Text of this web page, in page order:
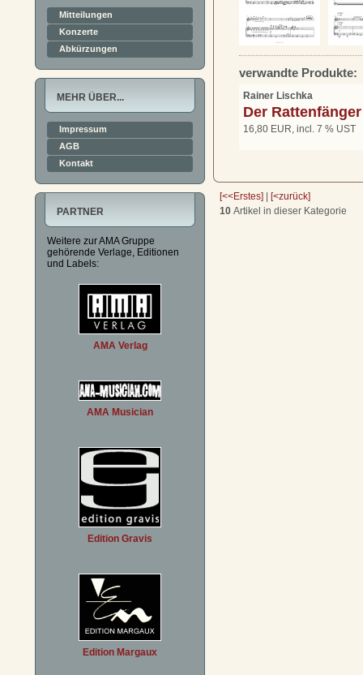
Mitteilungen
Konzerte
Abkürzungen
MEHR ÜBER...
Impressum
AGB
Kontakt
PARTNER
Weitere zur AMA Gruppe
gehörende Verlage, Editionen
und Labels:
AMA Verlag
AMA Musician
Edition Gravis
Edition Margaux
verwandte Produkte:
Rainer Lischka
Der Rattenfänger
16,80 EUR, incl. 7 % UST
[<<Erstes] | [<zurück]
10 Artikel in dieser Kategorie